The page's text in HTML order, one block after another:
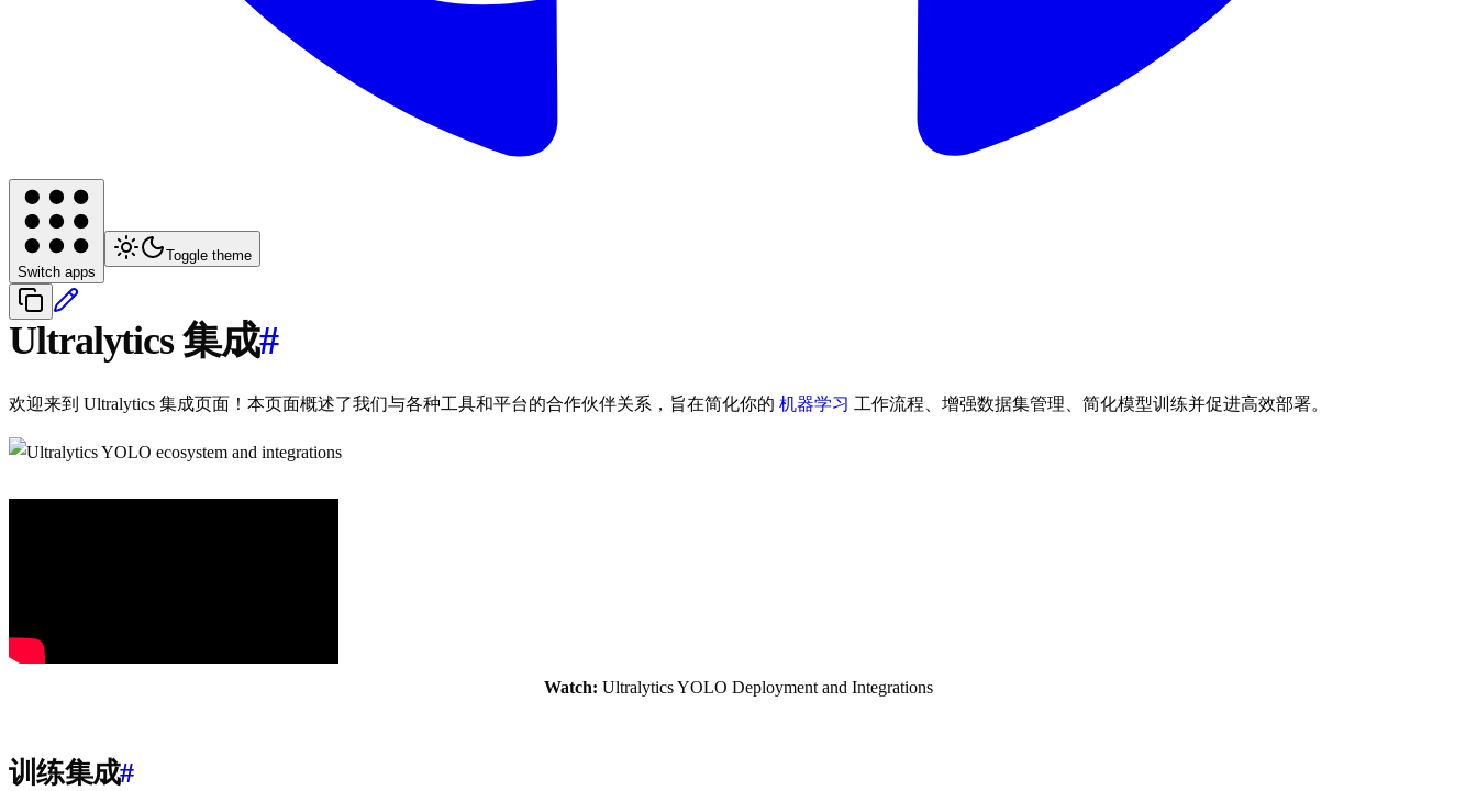
Switch apps
Toggle theme
Ultralytics 集成#
欢迎来到 Ultralytics 集成页面！本页面概述了我们与各种工具和平台的合作伙伴关系，旨在简化你的 机器学习 工作流程、增强数据集管理、简化模型训练并促进高效部署。
Watch: Ultralytics YOLO Deployment and Integrations
训练集成#